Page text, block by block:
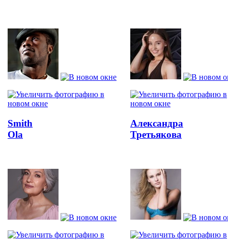
Smith
Ola
Александра
Третьякова